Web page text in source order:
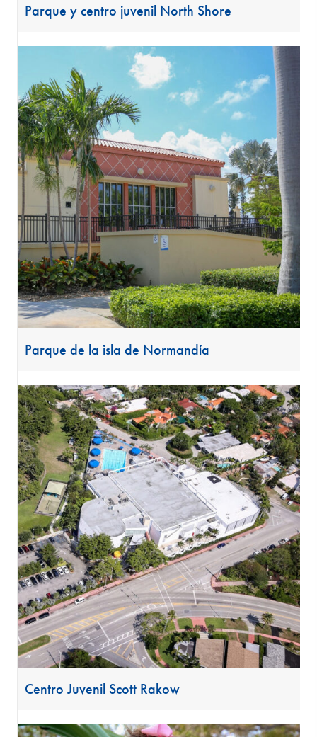
Parque y centro juvenil North Shore
Parque de la isla de Normandía
Centro Juvenil Scott Rakow